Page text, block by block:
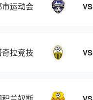
市运动会 VS
拉竞技 VS